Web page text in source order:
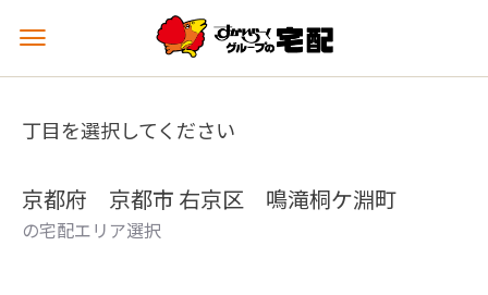
メ
ュ
を
丁目を選択してください
京都府 京都市 右京区 鳴滝桐ケ淵町
の宅配エリア選択